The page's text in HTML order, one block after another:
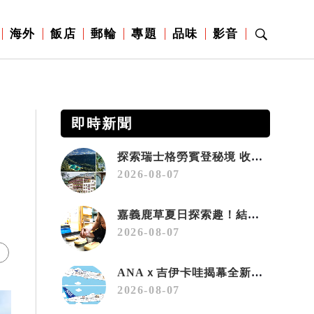
海外 飯店 郵輪 專題 品味 影音
即時新聞
探索瑞士格勞賓登秘境 收藏六種阿爾卑斯夏日療癒之旅
2026-08-07
嘉義鹿草夏日探索趣！結合科學、農場與自然的親子小旅行
2026-08-07
ANAｘ吉伊卡哇揭幕全新彩繪機「Chiikawa JET」
2026-08-07